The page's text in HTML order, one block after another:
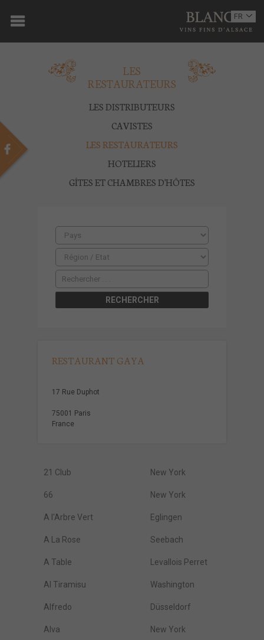
DOMAINE
OENOTOURISME
BOUTIQUE
PRESSE
CONTACT
FR
EN
LES
RESTAURATEURS
LES DISTRIBUTEURS
CAVISTES
LES RESTAURATEURS
HOTELIERS
GÎTES ET CHAMBRES D'HÔTES
RESTAURANT GAYA
17 Rue Duphot
75001 Paris
France
21 Club New York
66 New York
A l'Arbre Vert Eglingen
A La Rose Seebach
A Table Levallois Perret
Al Tiramisu Washington
Alfredo Düsseldorf
Alva New York